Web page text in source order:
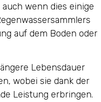
auch wenn dies einige
auf dem Boden oder
Lebensdauer
wobei sie dank der
Leistung erbringen.